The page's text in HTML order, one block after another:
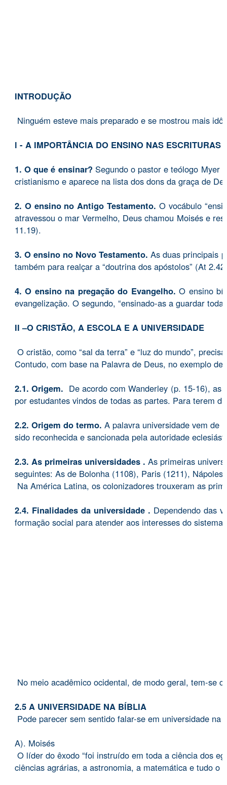
INTRODUÇÃO
Ninguém esteve mais preparado e se mostrou mais
l - A IMPORTÂNCIA DO ENSINO NAS ESCRITURAS
1. O que é ensinar? Segundo o pastor e teólogo Myer
cristianismo e aparece na lista dos dons da graça de
2. O ensino no Antigo Testamento. O vocábulo
atravessou o mar Vermelho, Deus chamou Moisés e
11.19).
3. O ensino no Novo Testamento.As duas principais
também para realçar a “doutrina dos apóstolos” (At
4. O ensino na pregação do Evangelho.O ensino
evangelização. O segundo, “ensinado-as a guardar
II –O CRISTÃO, A ESCOLA E A UNIVERSIDADE
O cristão, como “sal da terra” e “luz do mundo”,
Contudo, com base na Palavra de Deus, no exemplo
2.1. Origem. De acordo com Wanderley (p. 15-16),
por estudantes vindos de todas as partes. Para terem
2.2. Origem do termo. A palavra universidade vem de
sido reconhecida e sancionada pela autoridade
2.3. As primeiras universidades . As primeiras
seguintes: As de Bolonha (1108), Paris (1211),
Na América Latina, os colonizadores trouxeram as
2.4. Finalidades da universidade . Dependendo das
formação social para atender aos interesses do
No meio acadêmico ocidental, de modo geral, tem-se
2.5 A UNIVERSIDADE NA BÍBLIA
Pode parecer sem sentido falar-se em universidade
A). Moisés
O líder do êxodo “foi instruído em toda a ciência dos
ciências agrárias, a astronomia, a matemática e tudo o